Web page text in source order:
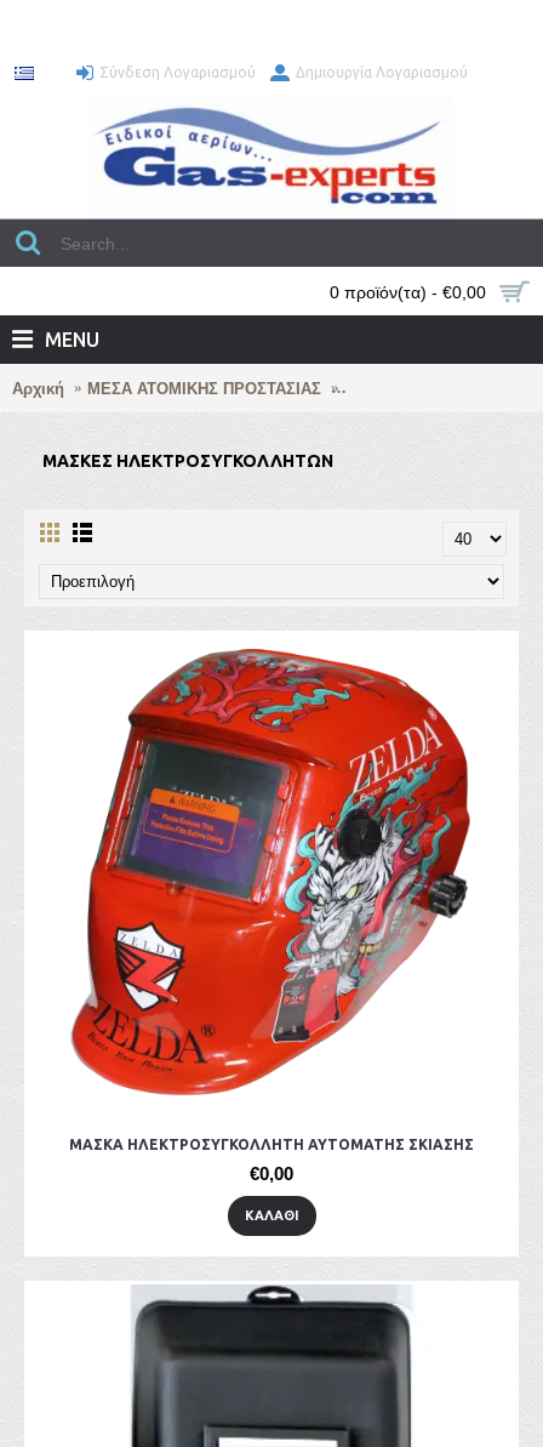
Σύνδεση Λογαριασμού Δημιουργία Λογαριασμού
0 προϊόν(τα) - €0,00
MENU
Αρχική ΜΕΣΑ ΑΤΟΜΙΚΗΣ ΠΡΟΣΤΑΣΙΑΣ ΜΑΣΚΕΣ
ΜΑΣΚΕΣ ΗΛΕΚΤΡΟΣΥΓΚΟΛΛΗΤΩΝ
ΜΑΣΚΑ ΗΛΕΚΤΡΟΣΥΓΚΟΛΛΗΤΗ ΑΥΤΟΜΑΤΗΣ ΣΚΙΑΣΗΣ
€0,00
ΚΑΛΆΘΙ